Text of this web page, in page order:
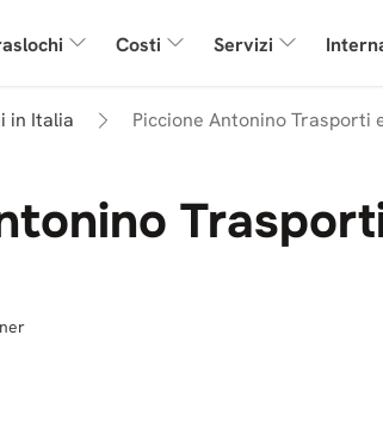
Costi Servizi
in Italia Piccione Antonino Trasporti